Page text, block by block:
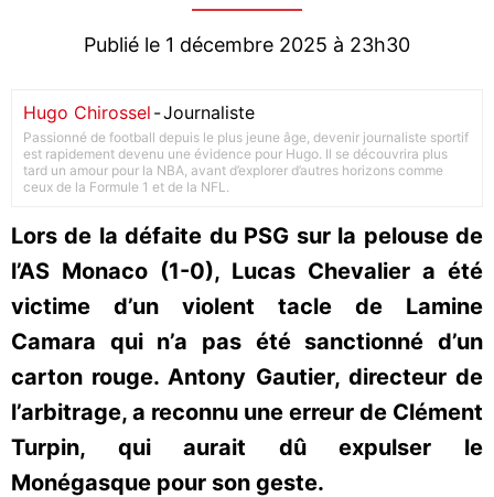
Publié le 1 décembre 2025 à 23h30
Hugo Chirossel -Journaliste
Passionné de football depuis le plus jeune âge, devenir journaliste sportif
est rapidement devenu une évidence pour Hugo. Il se découvrira plus
tard un amour pour la NBA, avant d’explorer d’autres horizons comme
ceux de la Formule 1 et de la NFL.
Lors de la défaite du PSG sur la pelouse de
l’AS Monaco (1-0), Lucas Chevalier a été
victime d’un violent tacle de Lamine
Camara qui n’a pas été sanctionné d’un
carton rouge. Antony Gautier, directeur de
l’arbitrage, a reconnu une erreur de Clément
Turpin, qui aurait dû expulser le
Monégasque pour son geste.